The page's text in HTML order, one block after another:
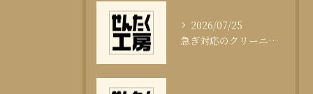
2026/07/25
急ぎ対応のクリーニング即日サービスの秘訣